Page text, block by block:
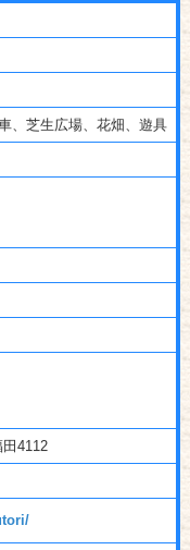
、芝生広場、花畑、遊具
4112